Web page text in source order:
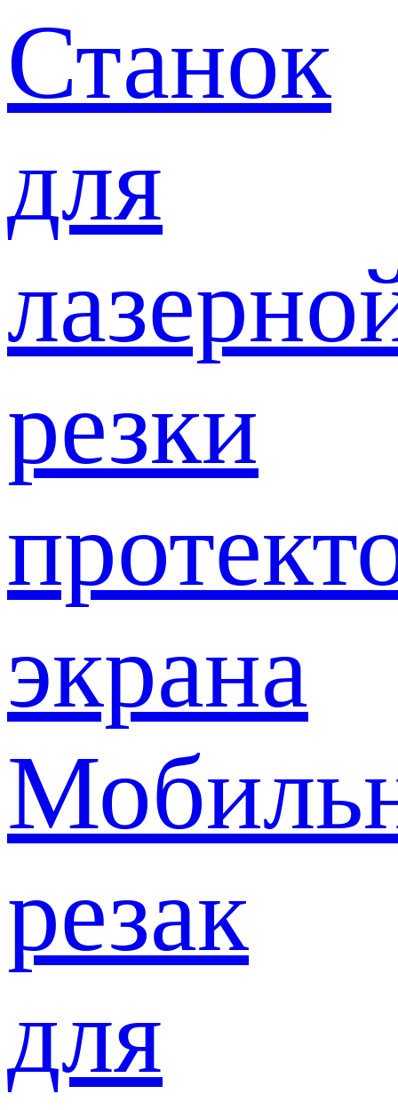
Станок
для
резки
экрана
резак
для